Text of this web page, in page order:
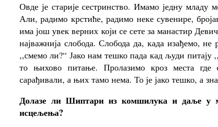
Овде је старије сестринство. Имамо једну младу
Али, радимо крстиће, радимо неке сувенире,
има још увек верних који се сете за манастир
најважнија слобода. Слобода да, када изађемо,
,,смемо ли?“ Јако нам тешко пада кад људи
то њихово питање. Пролазимо кроз места
сарађивали, а њих тамо нема. То је јако тешко, а
Долазе ли Шиптари из комшилука и даље у
исцељења?